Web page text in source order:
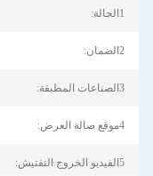
1الحالة:
2الضمان:
3الصناعات المطبقة:
4موقع صالة العرض:
5الفيديو الخروج التفتيش: